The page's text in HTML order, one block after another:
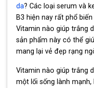
da? Các loại serum và
B3 hiện nay rất phổ
Vitamin nào giúp trắng
sản phẩm này có thể
mang lại vẻ đẹp rạng
Vitamin nào giúp trắng
một lối sống lành